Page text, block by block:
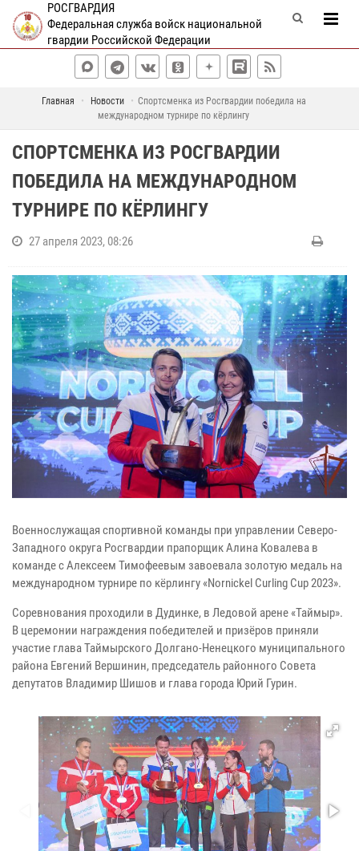
РОСГВАРДИЯ
Федеральная служба войск национальной
гвардии Российской Федерации
Главная Новости
Спортсменка из Росгвардии победила на
международном турнире по кёрлингу
СПОРТСМЕНКА ИЗ РОСГВАРДИИ
ПОБЕДИЛА НА МЕЖДУНАРОДНОМ
ТУРНИРЕ ПО КЁРЛИНГУ
27 апреля 2023, 08:26
Военнослужащая спортивной команды при управлении Северо-
Западного округа Росгвардии прапорщик Алина Ковалева в
команде с Алексеем Тимофеевым завоевала золотую медаль на
международном турнире по кёрлингу «Nornickel Curling Cup 2023».
Соревнования проходили в Дудинке, в Ледовой арене «Таймыр».
В церемонии награждения победителей и призёров приняли
участие глава Таймырского Долгано-Ненецкого муниципального
района Евгений Вершинин, председатель районного Совета
депутатов Владимир Шишов и глава города Юрий Гурин.